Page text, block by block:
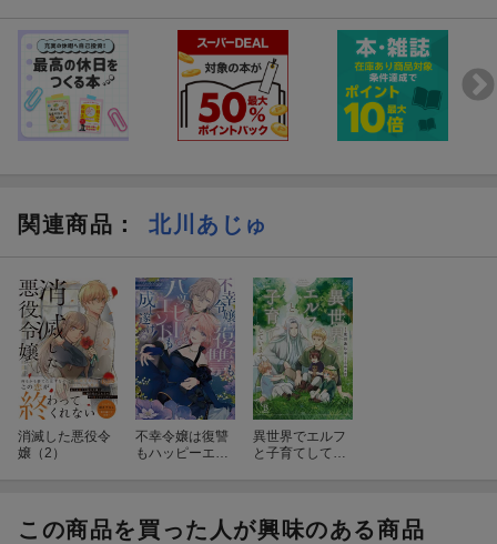
関連商品 ： 北川あじゅ
消滅した悪役令
嬢（2）
不幸令嬢は復讐
もハッピーエン
異世界でエルフ
と子育てしてい
この商品を買った人が興味のある商品